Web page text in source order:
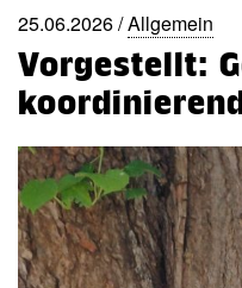
25.06.2026 /Allgemein
Vorgestellt: